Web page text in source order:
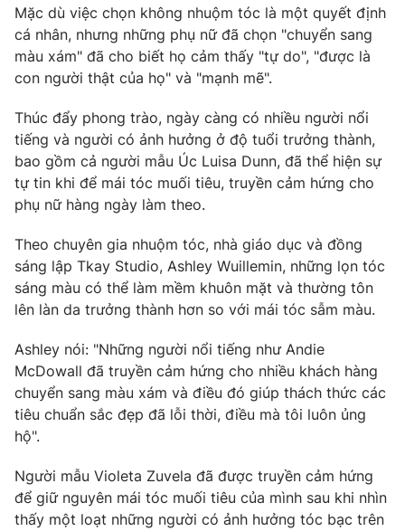
Hậu trường
Nhân vật
Khán giả
Giải sao mai
Điện ảnh
Âm nhạc
Đời sống
Du lịch
Làm đẹp
Chất lượng cuộc sống
Tuyển sinh
Học trực tuyến
Công nghệ
Hitech Công nghệ tương lai
Thị trường
Tư vấn
Giao lưu trực tuyến
Lịch phát sóng
Chuyên mục khác
Emagazine Podcast
Photo Infographic
VTV Money VTV Thể thao
Mặc dù việc chọn không nhuộm tóc là một quyết định
cá nhân, nhưng những phụ nữ đã chọn "chuyển sang
màu xám" đã cho biết họ cảm thấy "tự do", "được là
con người thật của họ" và "mạnh mẽ".
Thúc đẩy phong trào, ngày càng có nhiều người nổi
tiếng và người có ảnh hưởng ở độ tuổi trưởng thành,
bao gồm cả người mẫu Úc Luisa Dunn, đã thể hiện sự
tự tin khi để mái tóc muối tiêu, truyền cảm hứng cho
phụ nữ hàng ngày làm theo.
Theo chuyên gia nhuộm tóc, nhà giáo dục và đồng
sáng lập Tkay Studio, Ashley Wuillemin, những lọn tóc
sáng màu có thể làm mềm khuôn mặt và thường tôn
lên làn da trưởng thành hơn so với mái tóc sẫm màu.
Ashley nói: "Những người nổi tiếng như Andie
McDowall đã truyền cảm hứng cho nhiều khách hàng
chuyển sang màu xám và điều đó giúp thách thức các
tiêu chuẩn sắc đẹp đã lỗi thời, điều mà tôi luôn ủng
hộ".
Người mẫu Violeta Zuvela đã được truyền cảm hứng
để giữ nguyên mái tóc muối tiêu của mình sau khi nhìn
thấy một loạt những người có ảnh hưởng tóc bạc trên